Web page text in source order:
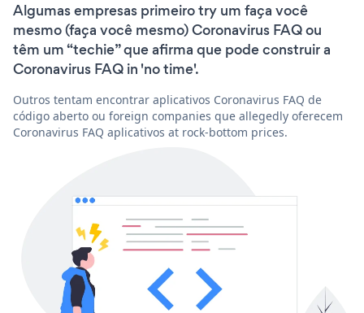
Algumas empresas primeiro try um faça você
mesmo (faça você mesmo) Coronavirus FAQ ou
têm um “techie” que afirma que pode construir a
Coronavirus FAQ in 'no time'.
Outros tentam encontrar aplicativos Coronavirus FAQ de
código aberto ou foreign companies que allegedly oferecem
Coronavirus FAQ aplicativos at rock-bottom prices.